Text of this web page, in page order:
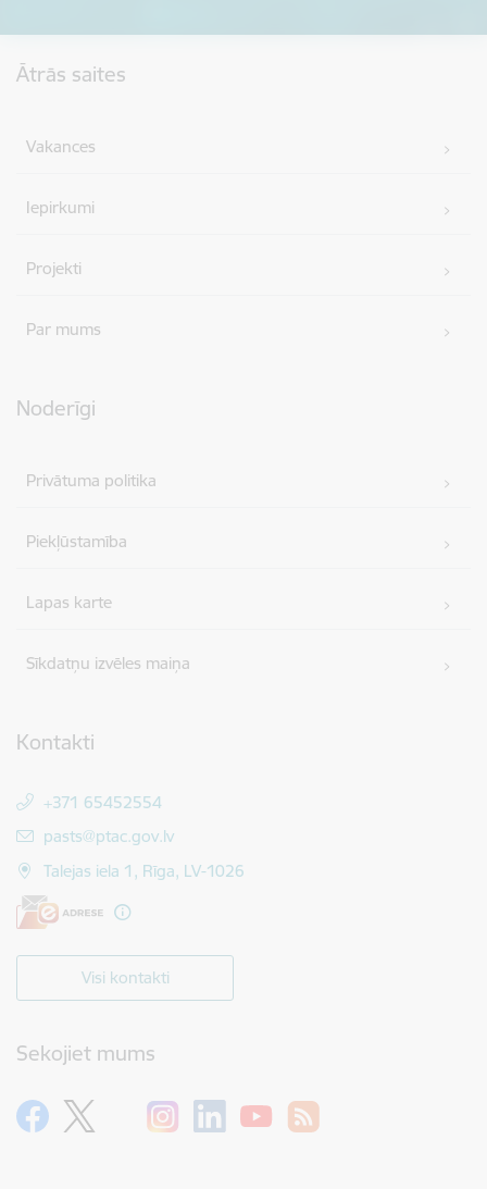
Ātrās saites
Vakances
Iepirkumi
Projekti
Par mums
Noderīgi
Privātuma politika
Piekļūstamība
Lapas karte
Sīkdatņu izvēles maiņa
Kontakti
+371 65452554
E-pasts:
pasts@ptac.gov.lv
Talejas iela 1, Rīga, LV-1026
Visi kontakti
Sekojiet mums